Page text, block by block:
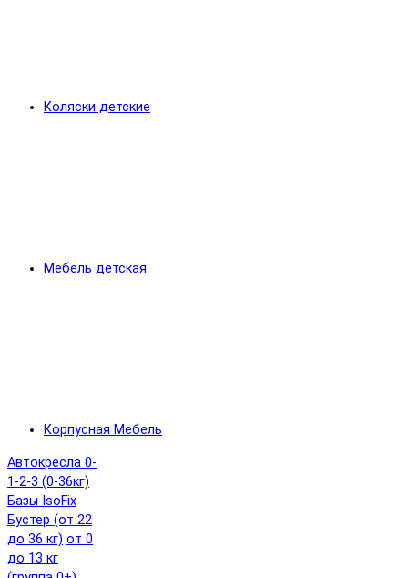
Коляски детские
Мебель детская
Корпусная Мебель
Автокресла 0-
1-2-3 (0-36кг)
Базы IsoFix
Бустер (от 22
до 36 кг) от 0
до 13 кг